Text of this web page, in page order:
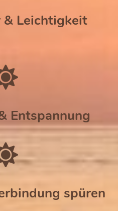
& Leichtigkeit
Entspannung
spüren